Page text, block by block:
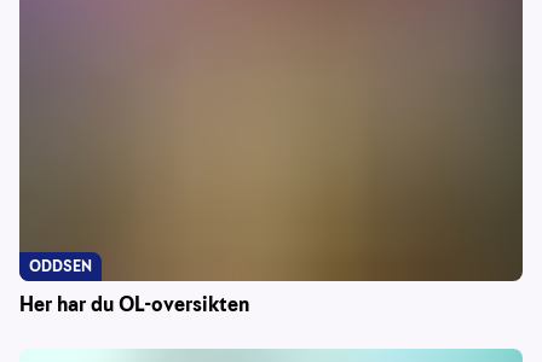
Her har du OL-oversikten
ODDSEN